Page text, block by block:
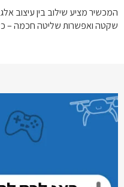
המכשיר מציע שילוב בין עיצוב
שקטה ואפשרות שליטה חכמה –